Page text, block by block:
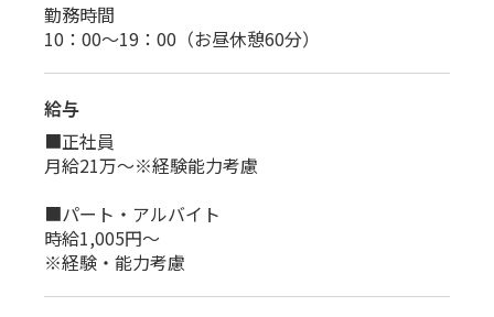
勤務時間
10：00～19：00（お昼休憩60分）
給与
■正社員
月給21万～※経験能力考慮
■パート・アルバイト
時給1,005円～
※経験・能力考慮